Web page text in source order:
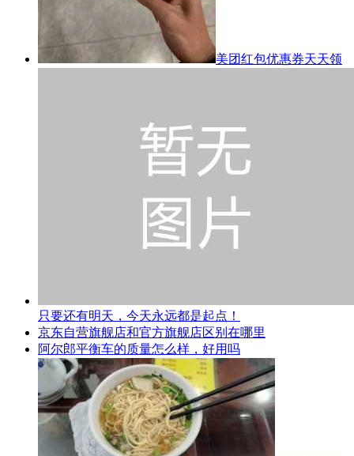
美团红包优惠券天天领
只要还有明天，今天永远都是起点！
京东自营旗舰店和官方旗舰店区别在哪里
阿尔郎平衡车的质量怎么样，好用吗